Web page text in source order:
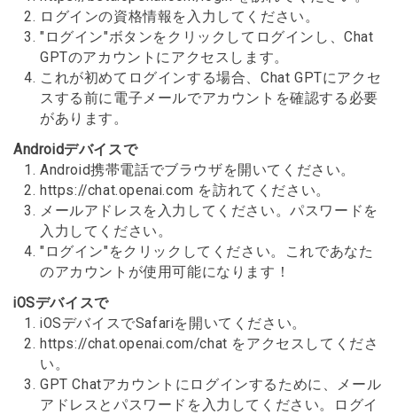
ログインの資格情報を入力してください。
"ログイン"ボタンをクリックしてログインし、Chat
GPTのアカウントにアクセスします。
これが初めてログインする場合、Chat GPTにアクセ
スする前に電子メールでアカウントを確認する必要
があります。
Androidデバイスで
Android携帯電話でブラウザを開いてください。
https://chat.openai.com を訪れてください。
メールアドレスを入力してください。パスワードを
入力してください。
"ログイン"をクリックしてください。これであなた
のアカウントが使用可能になります！
iOSデバイスで
iOSデバイスでSafariを開いてください。
https://chat.openai.com/chat をアクセスしてくださ
い。
GPT Chatアカウントにログインするために、メール
アドレスとパスワードを入力してください。ログイ